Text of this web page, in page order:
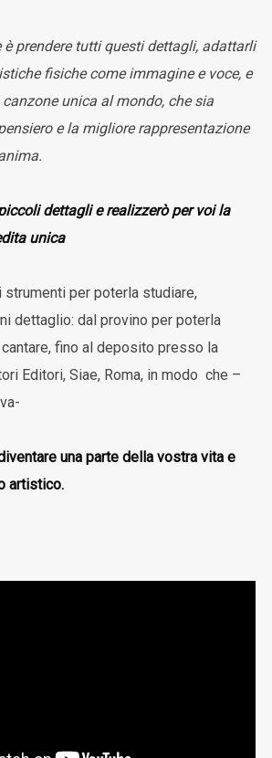
è prendere tutti questi dettagli, adattarli
fisiche come immagine e voce, e
unica al mondo, che sia
e la migliore rappresentazione
dettagli e realizzerò per voi la
unica
per poterla studiare,
dettaglio: dal provino per poterla
fino al deposito presso la
Editori, Siae, Roma, in modo che –
una parte della vostra vita e
artistico.